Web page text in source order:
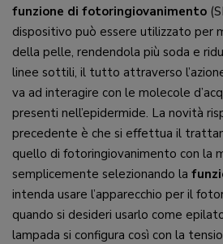
funzione di fotoringiovanimento
dispositivo può essere utilizzato per
della pelle, rendendola più soda e
linee sottili, il tutto attraverso
va ad interagire con le molecole
presenti nell’epidermide. La novità
precedente è che si effettua il
quello di fotoringiovanimento con la
semplicemente selezionando la
intenda usare l’apparecchio per il
quando si desideri usarlo come
lampada si configura così con la